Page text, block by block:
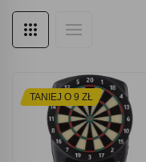
TANIEJ O 9 ZŁ